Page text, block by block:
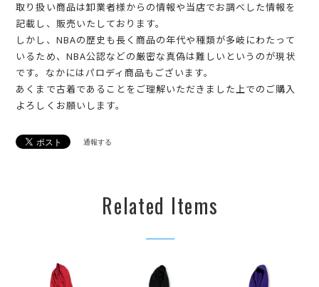
取り扱い商品は卸業者様からの情報や当店でお調べした情報を
記載し、販売いたしております。
しかし、NBAの歴史も長く商品の年代や種類が多岐にわたって
いるため、NBA公認などの厳密な真偽は難しいというのが現状
です。なかにはパロディ商品もございます。
あくまで古着であることをご理解いただきました上でのご購入
よろしくお願いします。
通報する
Related Items